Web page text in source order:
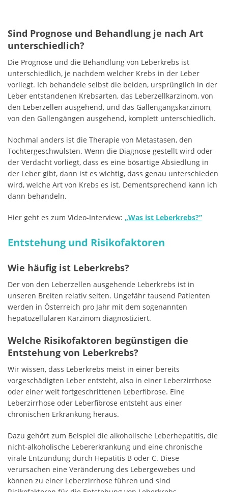
Sind Prognose und Behandlung je nach Art
unterschiedlich?
Die Prognose und die Behandlung von Leberkrebs ist
unterschiedlich, je nachdem welcher Krebs in der Leber
vorliegt. Ich behandele selbst die beiden, ursprünglich in der
Leber entstandenen Krebsarten, das Leberzellkarzinom, von
den Leberzellen ausgehend, und das Gallengangskarzinom,
von den Gallengängen ausgehend, komplett unterschiedlich.
Nochmal anders ist die Therapie von Metastasen, den
Tochtergeschwülsten. Wenn die Diagnose gestellt wird oder
der Verdacht vorliegt, dass es eine bösartige Absiedlung in
der Leber gibt, dann ist es wichtig, dass genau unterschieden
wird, welche Art von Krebs es ist. Dementsprechend kann ich
dann behandeln.
Hier geht es zum Video-Interview: „Was ist Leberkrebs?”
Entstehung und Risikofaktoren
Wie häufig ist Leberkrebs?
Der von den Leberzellen ausgehende Leberkrebs ist in
unseren Breiten relativ selten. Ungefähr tausend Patienten
werden in Österreich pro Jahr mit dem sogenannten
hepatozellulären Karzinom diagnostiziert.
Welche Risikofaktoren begünstigen die
Entstehung von Leberkrebs?
Wir wissen, dass Leberkrebs meist in einer bereits
vorgeschädigten Leber entsteht, also in einer Leberzirrhose
oder einer weit fortgeschrittenen Leberfibrose. Eine
Leberzirrhose oder Leberfibrose entsteht aus einer
chronischen Erkrankung heraus.
Dazu gehört zum Beispiel die alkoholische Leberhepatitis, die
nicht-alkoholische Lebererkrankung und eine chronische
virale Entzündung durch Hepatitis B oder C. Diese
verursachen eine Veränderung des Lebergewebes und
können zu einer Leberzirrhose führen und sind